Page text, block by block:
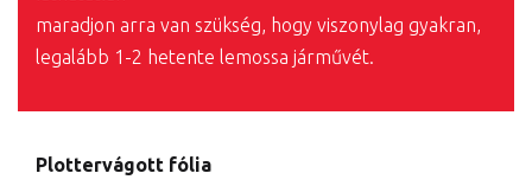
maradjon arra van szükség, hogy viszonylag gyakran,
legalább 1-2 hetente lemossa járművét.
Plottervágott fólia